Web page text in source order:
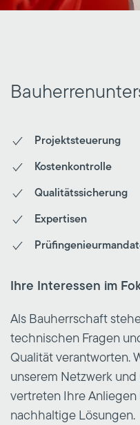
Projektsteuerung
Kostenkontrolle
Qualitätssicherung
Expertisen
Ihre Interessen im
Als Bauherrschaft
technischen Fragen
Qualität verantworten.
unserem Netzwerk
vertreten Ihre
nachhaltige Lösungen.